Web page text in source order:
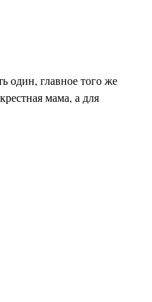
один, главное того же
мама, а для